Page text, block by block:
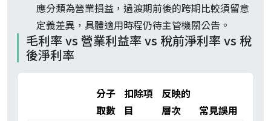
應分類為營業損益，過渡期前後的跨期比較須留意
定義差異，具體適用時程仍待主管機關公告。
毛利率 vs 營業利益率 vs 稅前淨利率 vs 稅
後淨利率
分子
取數
扣除項
目
反映的
層次
常見誤用